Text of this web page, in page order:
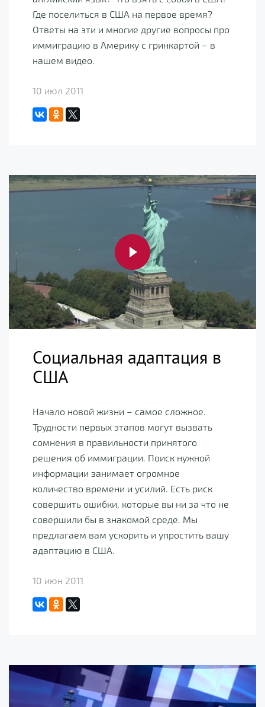
Где поселиться в США на первое время?
Ответы на эти и многие другие вопросы про
иммиграцию в Америку с гринкартой – в
нашем видео.
10 июл 2011
Социальная адаптация в
США
Начало новой жизни – самое сложное.
Трудности первых этапов могут вызвать
сомнения в правильности принятого
решения об иммиграции. Поиск нужной
информации занимает огромное
количество времени и усилий. Есть риск
совершить ошибки, которые вы ни за что не
совершили бы в знакомой среде. Мы
предлагаем вам ускорить и упростить вашу
адаптацию в США.
10 июн 2011